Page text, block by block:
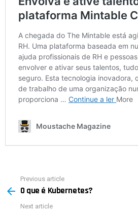
more
Previous article
O que é Kubernetes?
Next article